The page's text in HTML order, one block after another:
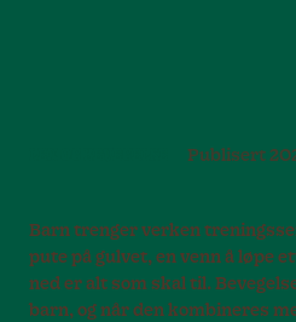
Publisert
Barn trenger verken
pute på gulvet, en venn å løpe
ned er alt som skal til.
barn, og når den kombineres